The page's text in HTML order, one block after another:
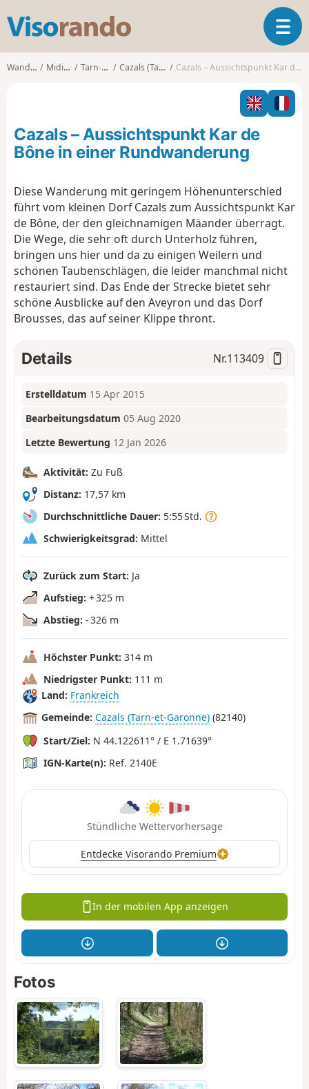
s
o
o
T
o
l
n
t
Wanderungen Midi-Pyrénées Tarn-et-Garonne Cazals (Tarn-et-Garonne) Cazals – Aussichtspunkt Kar de Bône in einer Rundwanderung
Cazals – Aussichtspunkt Kar de
Bône in einer Rundwanderung
Diese Wanderung mit geringem Höhenunterschied
führt vom kleinen Dorf Cazals zum Aussichtspunkt Kar
de Bône, der den gleichnamigen Mäander überragt.
Die Wege, die sehr oft durch Unterholz führen,
bringen uns hier und da zu einigen Weilern und
schönen Taubenschlägen, die leider manchmal nicht
restauriert sind. Das Ende der Strecke bietet sehr
schöne Ausblicke auf den Aveyron und das Dorf
Brousses, das auf seiner Klippe thront.
Details Nr.113409
Erstelldatum 15 Apr 2015
Bearbeitungsdatum 05 Aug 2020
Letzte Bewertung 12 Jan 2026
Aktivität: Zu Fuß
Distanz: 17,57 km
Durchschnittliche Dauer: 5:55 Std.
Schwierigkeitsgrad: Mittel
Zurück zum Start: Ja
Aufstieg: + 325 m
Abstieg: - 326 m
Höchster Punkt: 314 m
Niedrigster Punkt: 111 m
Land: Frankreich
Gemeinde: Cazals (Tarn-et-Garonne) (82140)
Start/Ziel: N 44.122611° / E 1.71639°
IGN-Karte(n): Ref. 2140E
Stündliche Wettervorhersage
Entdecke Visorando Premium
In der mobilen App anzeigen
Fotos